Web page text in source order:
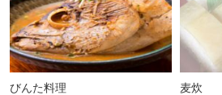
びんた料理 麦炊